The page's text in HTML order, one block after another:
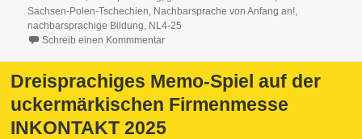
Sachsen-Polen-Tschechien Nachbarsprache von Anfang an!
nachbarsprachige Bildung NL4-25
Schreib einen Kommmentar
Dreisprachiges Memo-Spiel auf der
uckermärkischen Firmenmesse
INKONTAKT 2025